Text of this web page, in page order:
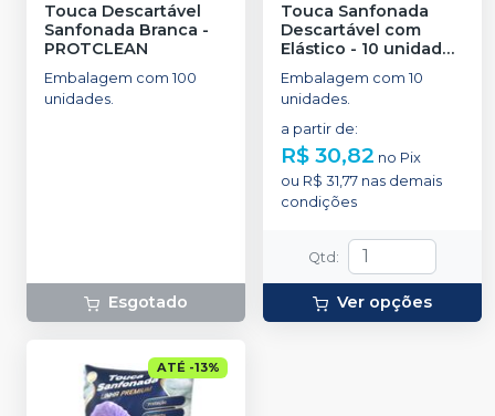
Touca Descartável
Sanfonada Branca -
PROTCLEAN
Embalagem com 100
unidades.
Esgotado
Touca Sanfonada
Descartável com
Elástico - 10 unidades
PROTDESC
Embalagem com 10
unidades.
a partir de:
R$ 30,82 no Pix
ou R$ 31,77 nas demais
condições
Qtd :
Ver opções
ATÉ -13%